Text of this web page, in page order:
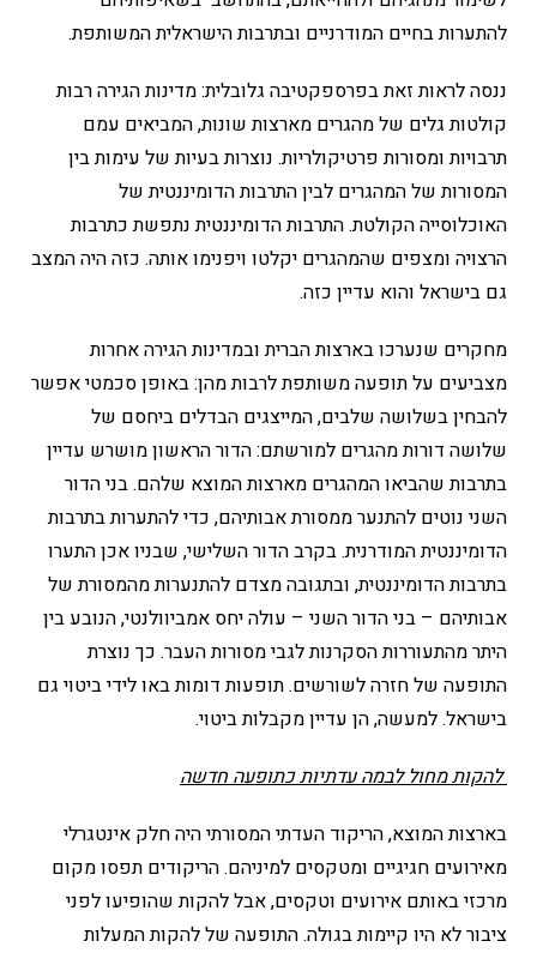
להתערות בחיים המודרניים ובתרבות הישראלית המשותפת.
ננסה לראות זאת בפרספקטיבה גלובלית: מדינות הגירה רבות
קולטות גלים של מהגרים מארצות שונות, המביאים עמם
תרבויות ומסורות פרטיקולריות. נוצרות בעיות של עימות בין
המסורות של המהגרים לבין התרבות הדומיננטית של
האוכלוסייה הקולטת. התרבות הדומיננטית נתפשת כתרבות
הרצויה ומצפים שהמהגרים יקלטו ויפנימו אותה. כזה היה המצב
גם בישראל והוא עדיין כזה.
מחקרים שנערכו בארצות הברית ובמדינות הגירה אחרות
מצביעים על תופעה משותפת לרבות מהן: באופן סכמטי אפשר
להבחין בשלושה שלבים, המייצגים הבדלים ביחסם של
שלושה דורות מהגרים למורשתם: הדור הראשון מושרש עדיין
בתרבות שהביאו המהגרים מארצות המוצא שלהם. בני הדור
השני נוטים להתנער ממסורת אבותיהם, כדי להתערות בתרבות
הדומיננטית המודרנית. בקרב הדור השלישי, שבניו אכן התערו
בתרבות הדומיננטית, ובתגובה מצדם להתנערות מהמסורת של
אבותיהם – בני הדור השני – עולה יחס אמביוולנטי, הנובע בין
היתר מהתעוררות הסקרנות לגבי מסורות העבר. כך נוצרת
התופעה של חזרה לשורשים. תופעות דומות באו לידי ביטוי גם
בישראל. למעשה, הן עדיין מקבלות ביטוי.
להקות מחול לבמה עדתיות כתופעה חדשה
בארצות המוצא, הריקוד העדתי המסורתי היה חלק אינטגרלי
מאירועים חגיגיים ומטקסים למיניהם. הריקודים תפסו מקום
מרכזי באותם אירועים וטקסים, אבל להקות שהופיעו לפני
ציבור לא היו קיימות בגולה. התופעה של להקות המעלות